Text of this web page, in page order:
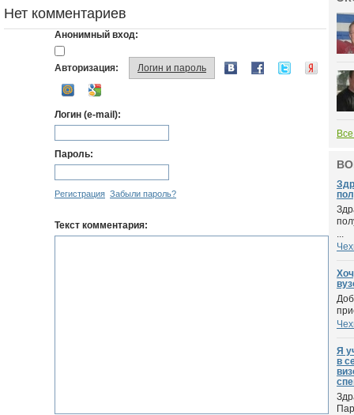
Нет комментариев
Анонимный вход:
Авторизация: Логин и пароль
Логин (e-mail):
Пароль:
Регистрация Забыли пароль?
Текст комментария:
...
Я
в